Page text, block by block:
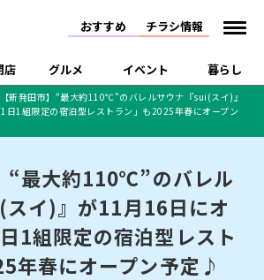
おすすめ チラシ情報
店 グルメ イベント 暮らし
上越
休業 開店まとめ
閉店まとめ
潟市・閉店
長岡市・開店
洋食
ライブ・コンサート
店
・県産
事
キング 新潟人
キャンペーン
コンビ
戸建住宅・マンショ
ール・
ドラッグストア・ホーム
センター
生活サービス
【新発田市】“最大約110℃”のバレルサウナ『sui(スイ)』
日1組限定の宿泊型レストラン」も2025年春にオープン
“最大約110℃”のバレル
イ)』が11月16日にオ
1組限定の宿泊型レスト
年春にオープン予定♪